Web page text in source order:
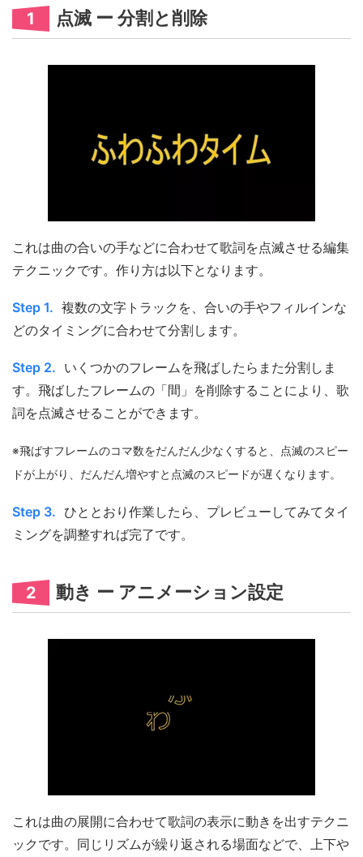
1 点滅 ー 分割と削除
これは曲の合いの手などに合わせて歌詞を点滅させる編集
テクニックです。作り方は以下となります。
Step 1. 複数の文字トラックを、合いの手やフィルインな
どのタイミングに合わせて分割します。
Step 2. いくつかのフレームを飛ばしたらまた分割しま
す。飛ばしたフレームの「間」を削除することにより、歌
詞を点滅させることができます。
※飛ばすフレームのコマ数をだんだん少なくすると、点滅のスピー
ドが上がり、だんだん増やすと点滅のスピードが遅くなります。
Step 3. ひととおり作業したら、プレビューしてみてタイ
ミングを調整すれば完了です。
2 動き ー アニメーション設定
これは曲の展開に合わせて歌詞の表示に動きを出すテクニ
ックです。同じリズムが繰り返される場面などで、上下や